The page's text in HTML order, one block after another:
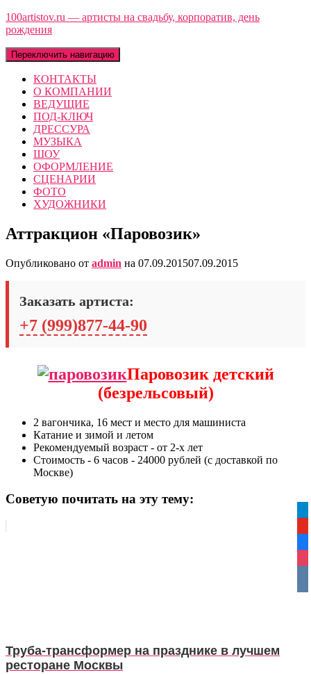
100artistov.ru — артисты на свадьбу, корпоратив, день
рождения
Переключить навигацию
КОНТАКТЫ
О КОМПАНИИ
ВЕДУЩИЕ
ПОД-КЛЮЧ
ДРЕССУРА
МУЗЫКА
ШОУ
ОФОРМЛЕНИЕ
СЦЕНАРИИ
ФОТО
ХУДОЖНИКИ
Аттракцион «Паровозик»
Опубликовано от admin на 07.09.201507.09.2015
Заказать артиста:
+7 (999)877-44-90
Паровозик детский
(безрельсовый)
2 вагончика, 16 мест и место для машиниста
Катание и зимой и летом
Рекомендуемый возраст - от 2-х лет
Стоимость - 6 часов - 24000 рублей (с доставкой по
Москве)
Советую почитать на эту тему:
Труба-трансформер на празднике в лучшем
ресторане Москвы